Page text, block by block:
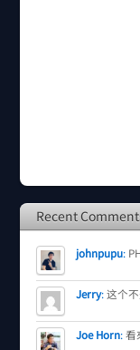
Recent
johnpupu:
Jerry:这个
Joe Horn:看